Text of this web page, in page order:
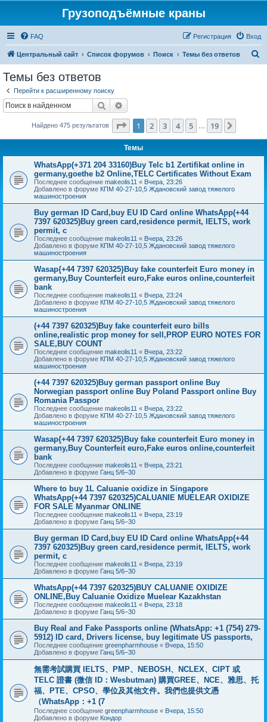
Грузоподъёмные краны
FAQ Вход
Регистрация
Центральный сайт Список форумов Поиск Темы без ответов
Темы без ответов
Перейти к расширенному поиску
Поиск
Найдено 475 результатов Страница из 19
1 2 3 4 5 19
Темы
WhatsApp(+371 204 33160)Buy Telc b1 Zertifikat online in
germany,goethe b2 Online,TELC Certificates Without Exam
Последнее сообщение makeolis11 « Вчера, 23:26
Добавлено в форуме КПМ 40-27-10,5 Ждановский завод тяжелого
машиностроения
Buy german ID Card,buy EU ID Card online WhatsApp(+44
7397 620325)Buy green card,residence permit, IELTS, work
permit, c
Последнее сообщение makeolis11 « Вчера, 23:26
Добавлено в форуме КПМ 40-27-10,5 Ждановский завод тяжелого
машиностроения
Wasap{+44 7397 620325}Buy fake counterfeit Euro money in
germany,Buy Counterfeit euro,Fake euros online,counterfeit
bank
Последнее сообщение makeolis11 « Вчера, 23:24
Добавлено в форуме КПМ 40-27-10,5 Ждановский завод тяжелого
машиностроения
(+44 7397 620325)Buy fake counterfeit euro bills
online,realistic prop money for sell,PROP EURO NOTES FOR
SALE,BUY COUNT
Последнее сообщение makeolis11 « Вчера, 23:22
Добавлено в форуме КПМ 40-27-10,5 Ждановский завод тяжелого
машиностроения
(+44 7397 620325)Buy german passport online Buy
Norwegian passport online Buy Poland Passport online Buy
Romania Passpor
Последнее сообщение makeolis11 « Вчера, 23:22
Добавлено в форуме КПМ 40-27-10,5 Ждановский завод тяжелого
машиностроения
Wasap{+44 7397 620325}Buy fake counterfeit Euro money in
germany,Buy Counterfeit euro,Fake euros online,counterfeit
bank
Последнее сообщение makeolis11 « Вчера, 23:21
Добавлено в форуме Ганц 5/6–30
Where to buy 1L Caluanie oxidize in Singapore
WhatsApp(+44 7397 620325)CALUANIE MUELEAR OXIDIZE
FOR SALE Myanmar ONLINE
Последнее сообщение makeolis11 « Вчера, 23:19
Добавлено в форуме Ганц 5/6–30
Buy german ID Card,buy EU ID Card online WhatsApp(+44
7397 620325)Buy green card,residence permit, IELTS, work
permit, c
Последнее сообщение makeolis11 « Вчера, 23:19
Добавлено в форуме Ганц 5/6–30
WhatsApp(+44 7397 620325)BUY CALUANIE OXIDIZE
ONLINE,Buy Caluanie Oxidize Muelear Kazakhstan
Последнее сообщение makeolis11 « Вчера, 23:18
Добавлено в форуме Ганц 5/6–30
Buy Real and Fake Passports online (WhatsApp: +1 (754) 279-
5912) ID card, Drivers license, buy legitimate US passports,
Последнее сообщение greenpharmhouse « Вчера, 15:50
Добавлено в форуме Ганц 5/6–30
無需考試購買 IELTS、PMP、NEBOSH、NCLEX、CIPT 或
TELC 證書 (微信 ID：Wesbutman) 購買GREE、NCE、雅思、托
福、PTE、CPSO、學位及其他文件。我們也提供文憑
（WhatsApp：+1 (7
Последнее сообщение greenpharmhouse « Вчера, 15:50
Добавлено в форуме Кондор